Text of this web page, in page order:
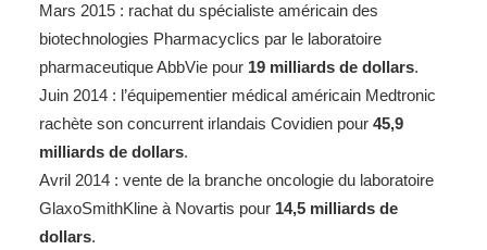
Mars 2015 : rachat du spécialiste américain des
biotechnologies Pharmacyclics par le laboratoire
pharmaceutique AbbVie pour 19 milliards de dollars.
Juin 2014 : l’équipementier médical américain Medtronic
rachète son concurrent irlandais Covidien pour 45,9
milliards de dollars.
Avril 2014 : vente de la branche oncologie du laboratoire
GlaxoSmithKline à Novartis pour 14,5 milliards de
dollars.